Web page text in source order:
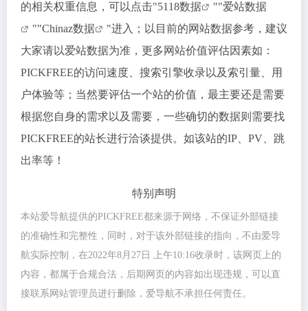
的相关权重信息，可以点击"5118数据 ""爱站数据
""Chinaz数据
"进入；以目前的网站数据参考，建议
大家请以爱站数据为准，更多网站价值评估因素如：
PICKFREE的访问速度、搜索引擎收录以及索引量、用
户体验等；当然要评估一个站的价值，最主要还是需要
根据您自身的需求以及需要，一些确切的数据则需要找
PICKFREE的站长进行洽谈提供。如该站的IP、PV、跳
出率等！
特别声明
本站爱导航提供的PICKFREE都来源于网络，不保证外部链接
的准确性和完整性，同时，对于该外部链接的指向，不由爱导
航实际控制，在2022年8月27日 上午10:16收录时，该网页上的
内容，都属于合规合法，后期网页的内容如出现违规，可以直
接联系网站管理员进行删除，爱导航不承担任何责任。